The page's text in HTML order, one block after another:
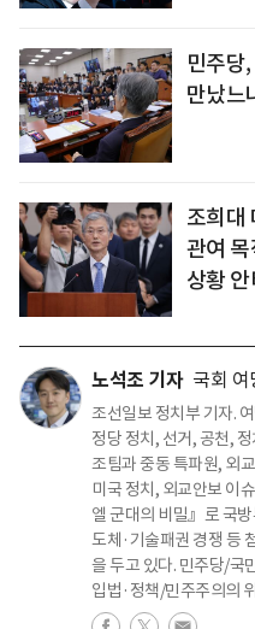
민주당
만났느
조희대
관여
상황
노석조 기자 국회 여
조선일보 정치부 기자.
정당 정치, 선거, 공천,
조팀과 중동 특파원, 외
미국 정치, 외교안보 이
엘 군대의 비밀』로 국
도체·기술패권 경쟁 등
을 두고 있다. 민주당/
입법·정책/민주주의의